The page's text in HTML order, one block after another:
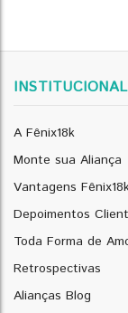
INSTITUCIONAL
A Fênix18k
Monte sua Aliança
Vantagens
Depoimentos
Toda Forma de
Retrospectivas
Alianças Blog